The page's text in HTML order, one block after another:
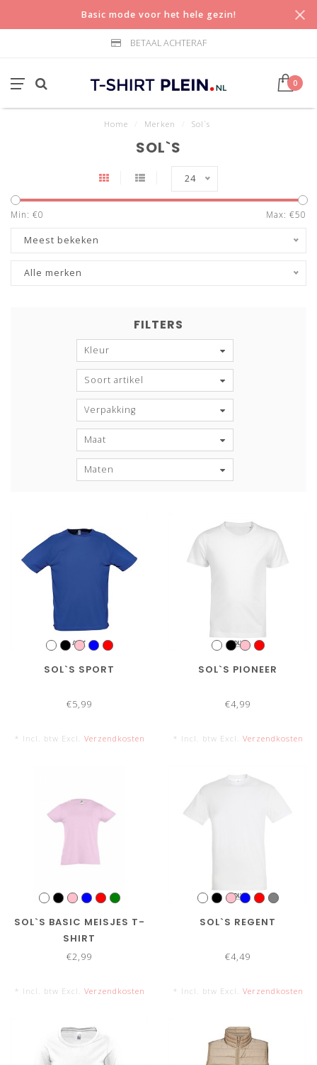
Basic mode voor het hele gezin!
BETAAL ACHTERAF
0
Home Merken Sol`s
SOL`S
24
Min: €0 Max: €50
Meest bekeken
Alle merken
FILTERS
Kleur
Soort artikel
Verpakking
Maat
Maten
SOL`S SPORT
€5,99
* Incl. btw Excl. Verzendkosten
SOL`S PIONEER
€4,99
* Incl. btw Excl. Verzendkosten
SOL`S BASIC MEISJES T-
SHIRT
€2,99
* Incl. btw Excl. Verzendkosten
SOL`S REGENT
€4,49
* Incl. btw Excl. Verzendkosten